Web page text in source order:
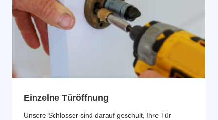
Einzelne Türöffnung
Unsere Schlosser sind darauf geschult, Ihre Tür